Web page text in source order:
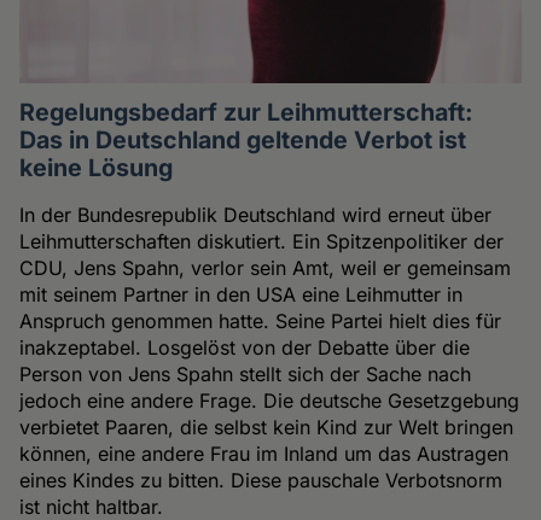
Regelungsbedarf zur Leihmutterschaft:
Das in Deutschland geltende Verbot ist
keine Lösung
In der Bundesrepublik Deutschland wird erneut über
Leihmutterschaften diskutiert. Ein Spitzenpolitiker der
CDU, Jens Spahn, verlor sein Amt, weil er gemeinsam
mit seinem Partner in den USA eine Leihmutter in
Anspruch genommen hatte. Seine Partei hielt dies für
inakzeptabel. Losgelöst von der Debatte über die
Person von Jens Spahn stellt sich der Sache nach
jedoch eine andere Frage. Die deutsche Gesetzgebung
verbietet Paaren, die selbst kein Kind zur Welt bringen
können, eine andere Frau im Inland um das Austragen
eines Kindes zu bitten. Diese pauschale Verbotsnorm
ist nicht haltbar.